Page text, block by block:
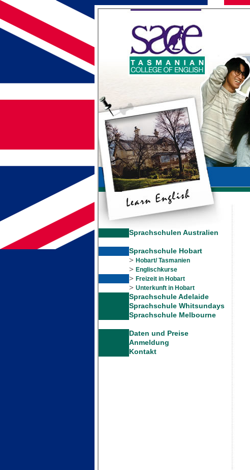
Sprachschulen Australien
Sprachschule Hobart
> Hobart/ Tasmanien
> Englischkurse
> Freizeit in Hobart
> Unterkunft in Hobart
Sprachschule Adelaide
Sprachschule Whitsundays
Sprachschule Melbourne
Daten und Preise
Anmeldung
Kontakt